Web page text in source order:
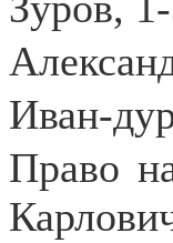
Иван-
Право